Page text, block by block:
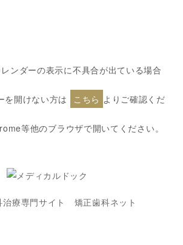
ンダーの表示に不具合が出ている場合
を開けない方は
こちら よりご確認くだ
等他のブラウザで開いてください。